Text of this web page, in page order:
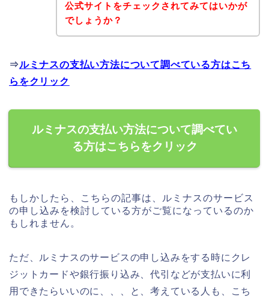
公式サイトをチェックされてみてはいかが
でしょうか？
⇒ルミナスの支払い方法について調べている方はこち
らをクリック
ルミナスの支払い方法について調べてい
る方はこちらをクリック
もしかしたら、こちらの記事は、ルミナスのサービス
の申し込みを検討している方がご覧になっているのか
もしれません。
ただ、ルミナスのサービスの申し込みをする時にクレ
ジットカードや銀行振り込み、代引などが支払いに利
用できたらいいのに、、、と、考えている人も、こち